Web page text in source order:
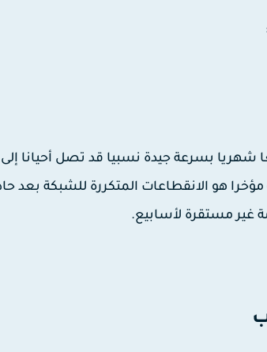
هو الانقطاعات المتكررة للشبكة بعد
غير مستقرة لأسابيع.